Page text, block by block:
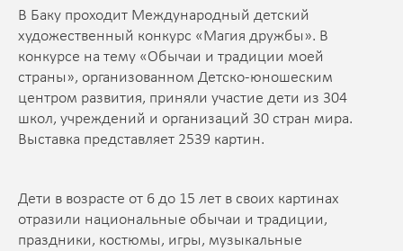
В Баку проходит Международный детский
художественный конкурс «Магия дружбы». В
конкурсе на тему «Обычаи и традиции моей
страны», организованном Детско-юношеским
центром развития, приняли участие дети из 304
школ, учреждений и организаций 30 стран мира.
Выставка представляет 2539 картин.
Дети в возрасте от 6 до 15 лет в своих картинах
отразили национальные обычаи и традиции,
праздники, костюмы, игры, музыкальные